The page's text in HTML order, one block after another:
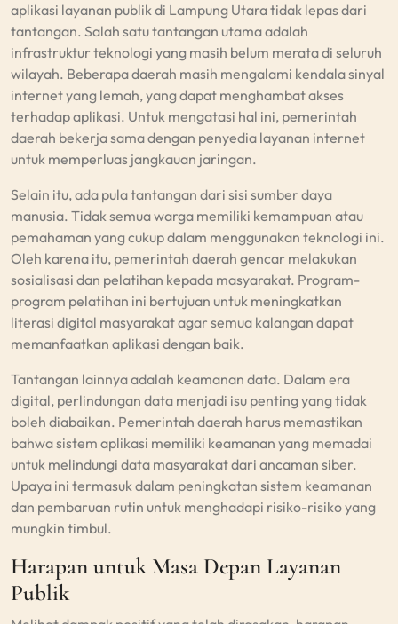
aplikasi layanan publik di Lampung Utara tidak lepas dari
tantangan. Salah satu tantangan utama adalah
infrastruktur teknologi yang masih belum merata di seluruh
wilayah. Beberapa daerah masih mengalami kendala sinyal
internet yang lemah, yang dapat menghambat akses
terhadap aplikasi. Untuk mengatasi hal ini, pemerintah
daerah bekerja sama dengan penyedia layanan internet
untuk memperluas jangkauan jaringan.
Selain itu, ada pula tantangan dari sisi sumber daya
manusia. Tidak semua warga memiliki kemampuan atau
pemahaman yang cukup dalam menggunakan teknologi ini.
Oleh karena itu, pemerintah daerah gencar melakukan
sosialisasi dan pelatihan kepada masyarakat. Program-
program pelatihan ini bertujuan untuk meningkatkan
literasi digital masyarakat agar semua kalangan dapat
memanfaatkan aplikasi dengan baik.
Tantangan lainnya adalah keamanan data. Dalam era
digital, perlindungan data menjadi isu penting yang tidak
boleh diabaikan. Pemerintah daerah harus memastikan
bahwa sistem aplikasi memiliki keamanan yang memadai
untuk melindungi data masyarakat dari ancaman siber.
Upaya ini termasuk dalam peningkatan sistem keamanan
dan pembaruan rutin untuk menghadapi risiko-risiko yang
mungkin timbul.
Harapan untuk Masa Depan Layanan
Publik